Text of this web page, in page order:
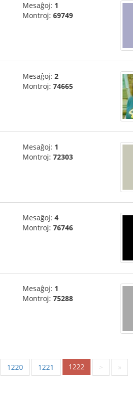
Mesaĝoj: 1
Montroj: 69749
Mesaĝoj: 2
Montroj: 74665
Mesaĝoj: 1
Montroj: 72303
Mesaĝoj: 4
Montroj: 76746
Mesaĝoj: 1
Montroj: 75288
1220 1221 1222 > »